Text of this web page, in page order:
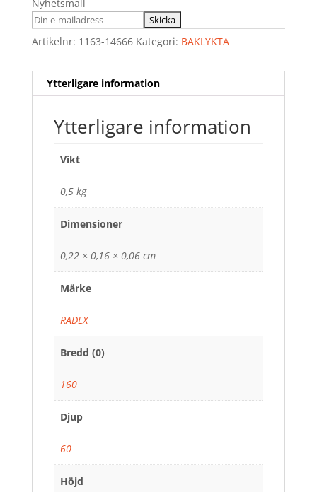
Nyhetsmail
Artikelnr: 1163-14666 Kategori: BAKLYKTA
Ytterligare information
Ytterligare information
Vikt
0,5 kg
Dimensioner
0,22 × 0,16 × 0,06 cm
Märke
RADEX
Bredd (0)
160
Djup
60
Höjd